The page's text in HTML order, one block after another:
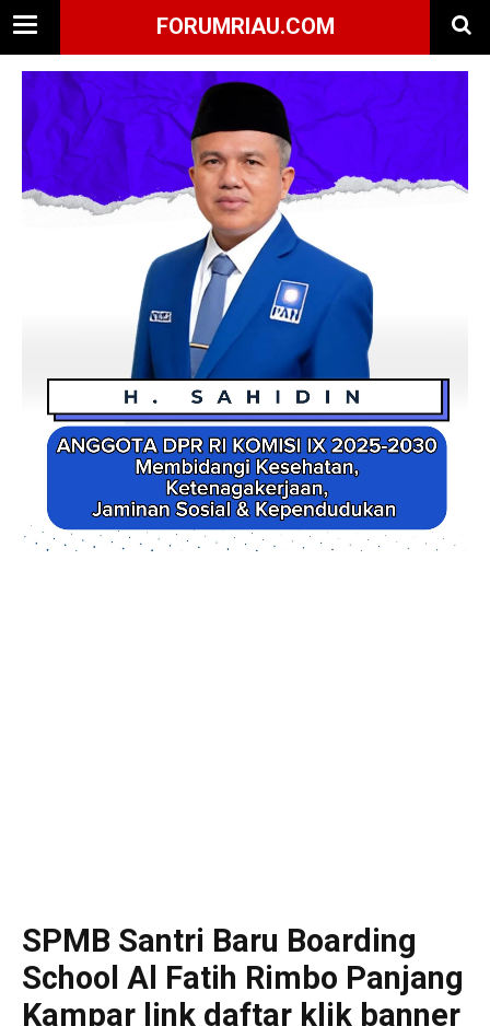
FORUMRIAU.COM
SPMB Santri Baru Boarding
School Al Fatih Rimbo Panjang
Kampar link daftar klik banner